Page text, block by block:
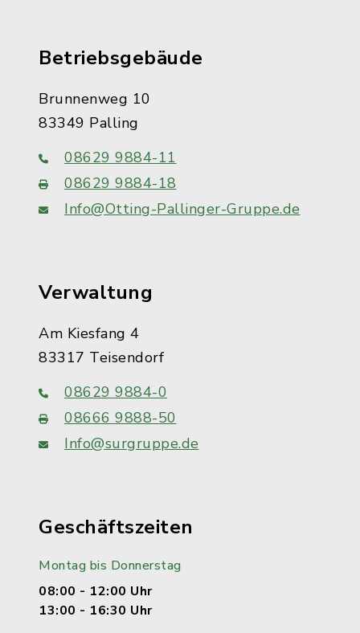
Betriebsgebäude
Brunnenweg 10
83349 Palling
08629 9884-11
08629 9884-18
Info@Otting-Pallinger-Gruppe.de
Verwaltung
Am Kiesfang 4
83317 Teisendorf
08629 9884-0
08666 9888-50
Info@surgruppe.de
Geschäftszeiten
Montag bis Donnerstag
08:00 - 12:00 Uhr
13:00 - 16:30 Uhr